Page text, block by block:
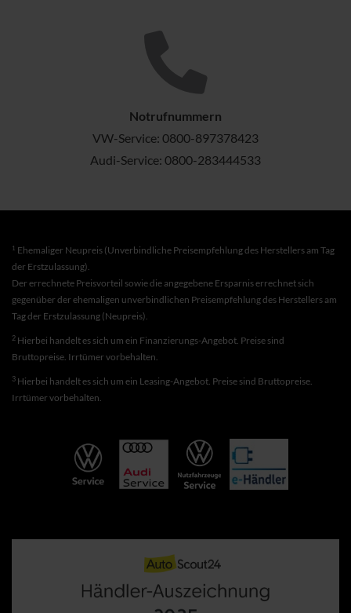
Notrufnummern
VW-Service: 0800-897378423
Audi-Service: 0800-283444533
1 Ehemaliger Neupreis (Unverbindliche Preisempfehlung des Herstellers am Tag
der Erstzulassung).
Der errechnete Preisvorteil sowie die angegebene Ersparnis errechnet sich
gegenüber der ehemaligen unverbindlichen Preisempfehlung des Herstellers am
Tag der Erstzulassung (Neupreis).
2 Hierbei handelt es sich um ein Finanzierungs-Angebot. Preise sind
Bruttopreise. Irrtümer vorbehalten.
3 Hierbei handelt es sich um ein Leasing-Angebot. Preise sind Bruttopreise.
Irrtümer vorbehalten.